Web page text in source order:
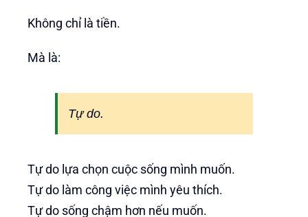
Không chỉ là tiền.
Mà là:
Tự do.
Tự do lựa chọn cuộc sống mình muốn.
Tự do làm công việc mình yêu thích.
Tự do sống chậm hơn nếu muốn.